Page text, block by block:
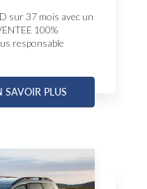
sur 37 mois avec un
100%
responsable
SAVOIR PLUS